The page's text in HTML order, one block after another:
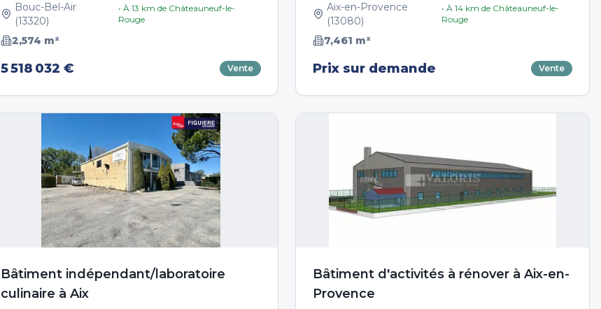
Bouc-Bel-Air
(13320)
• À13 km de Châteauneuf-le-
Rouge
2,574 m²
5 518 032 € Vente
Aix-en-Provence
(13080)
• À14 km de Châteauneuf-le-
Rouge
7,461 m²
Prix sur demande Vente
Bâtiment indépendant/laboratoire
culinaire à Aix
Bâtiment d'activités à rénover à Aix-en-
Provence